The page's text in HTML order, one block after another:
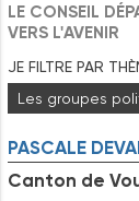
LE CONSEIL
VERS L'AVENIR
JE FILTRE PAR
PASCALE
Canton de